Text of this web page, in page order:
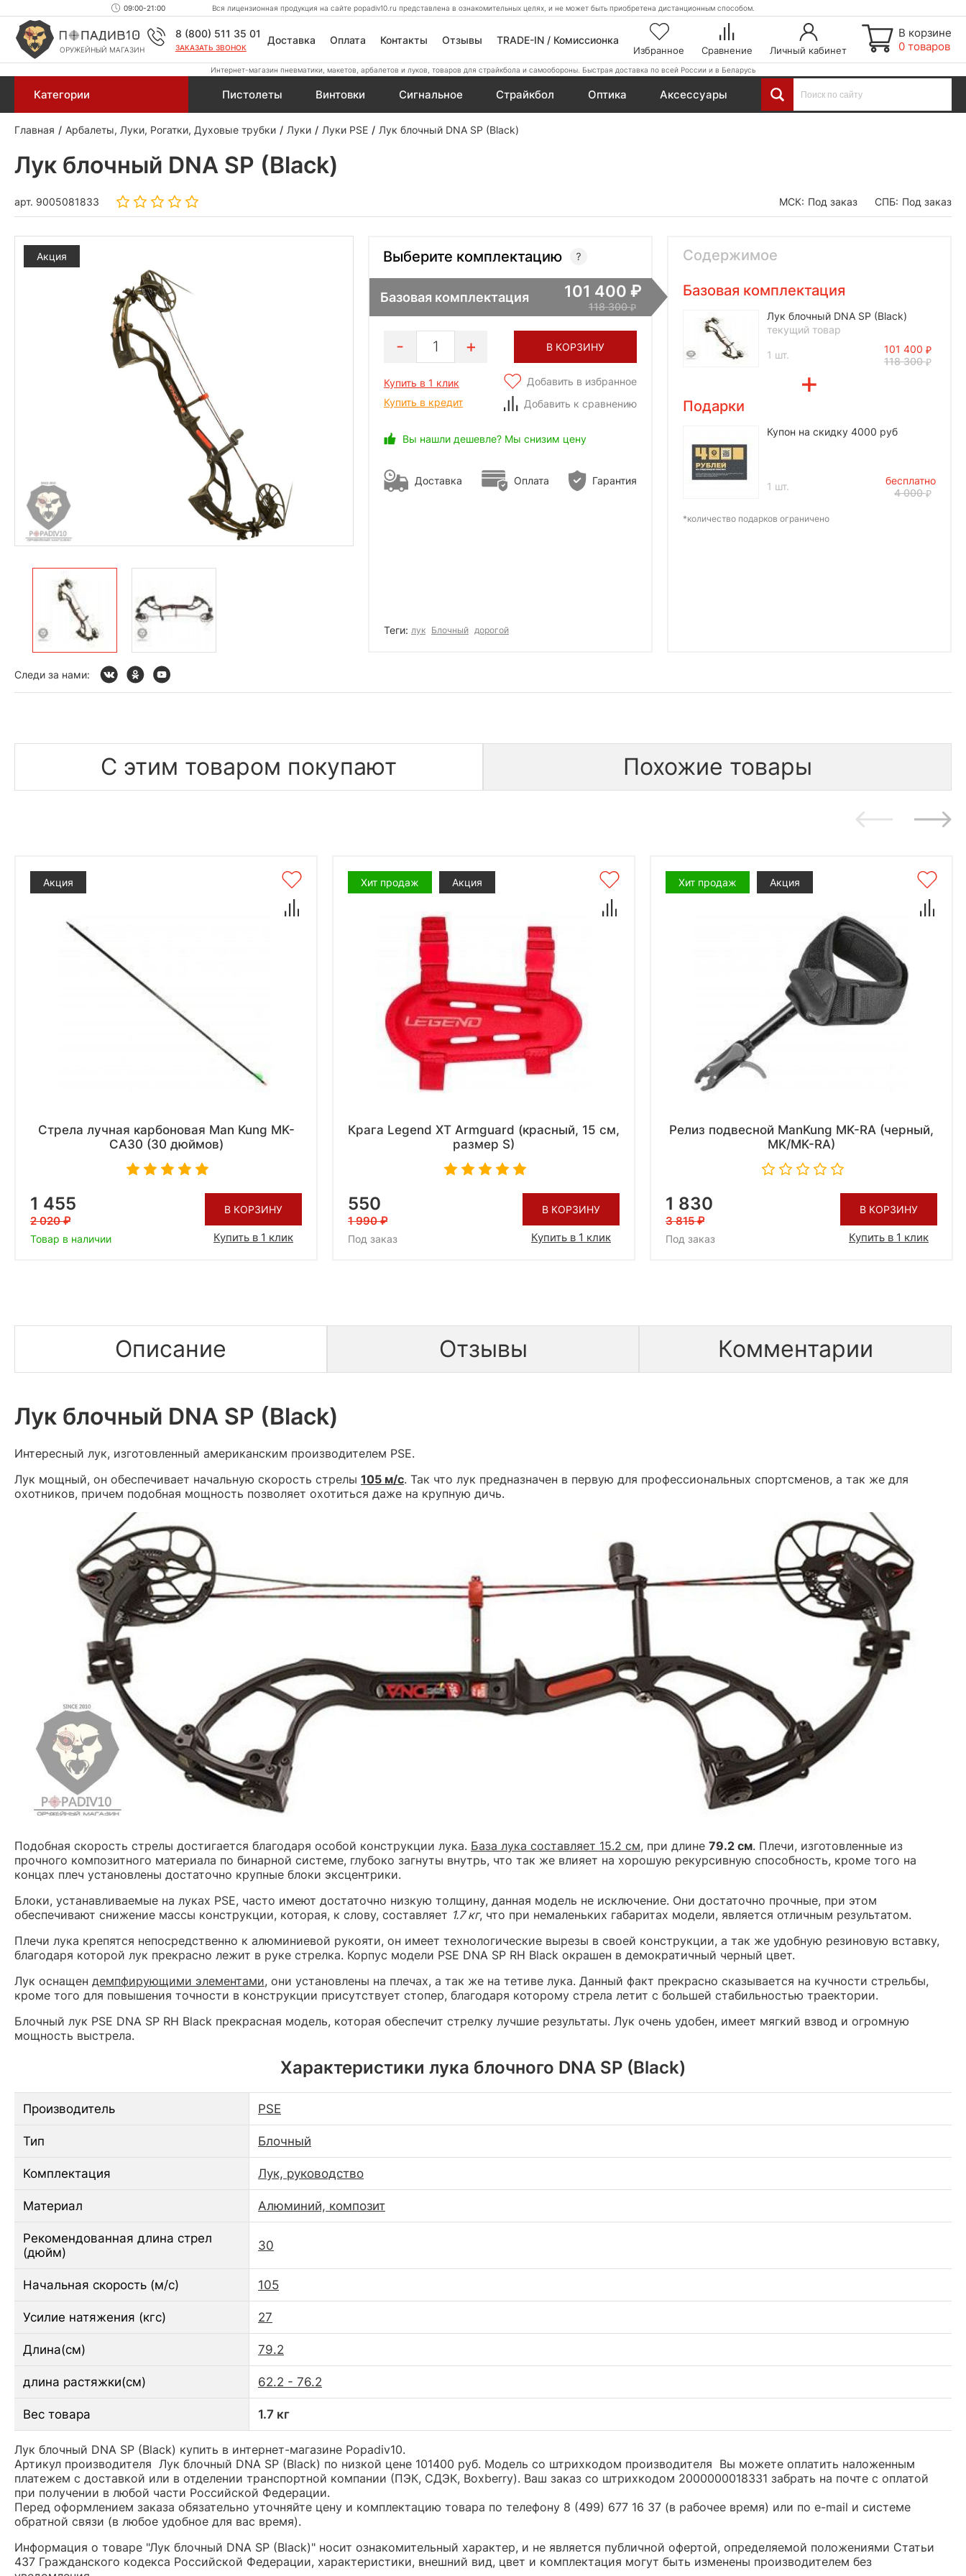
09:00-21:00 Вся лицензионная продукция на сайте popadiv10.ru представлена в ознакомительных целях, и не может быть приобретена дистанционным способом.
ОРУЖЕЙНЫЙ МАГАЗИН
8 (800) 511 35 01
ЗАКАЗАТЬ ЗВОНОК
Доставка Оплата Контакты Отзывы TRADE-IN / Комиссионка
Избранное Сравнение Личный кабинет
В корзине
0 товаров
Интернет-магазин пневматики, макетов, арбалетов и луков, товаров для страйкбола и самообороны. Быстрая доставка по всей России и в Беларусь
Категории Пистолеты Винтовки Сигнальное Страйкбол Оптика Аксессуары
Главная Арбалеты, Луки, Рогатки, Духовые трубки Луки Луки PSE Лук блочный DNA SP (Black)
Лук блочный DNA SP (Black)
арт. 9005081833 МСК: Под заказ СПБ: Под заказ
Акция Выберите комплектацию
Базовая комплектация 101 400
118 300
1 В КОРЗИНУ
Купить в 1 клик
Купить в кредит
Добавить в избранное
Добавить к сравнению
Вы нашли дешевле? Мы снизим цену
Доставка Оплата Гарантия
Теги: лук Блочный дорогой
Содержимое
Базовая комплектация
Лук блочный DNA SP (Black)
текущий товар
1 шт.
101 400
118 300
Подарки
Купон на скидку 4000 руб
1 шт.
бесплатно
4 000
*количество подарков ограничено
Следи за нами:
С этим товаром покупают Похожие товары
Акция
Стрела лучная карбоновая Man Kung MK-
CA30 (30 дюймов)
1 455
2 020
Товар в наличии
В КОРЗИНУ
Купить в 1 клик
Хит продаж Акция
Крага Legend XT Armguard (красный, 15 см,
размер S)
550
1 990
Под заказ
В КОРЗИНУ
Купить в 1 клик
Хит продаж Акция
Релиз подвесной ManKung MK-RA (черный,
MK/MK-RA)
1 830
3 815
Под заказ
В КОРЗИНУ
Купить в 1 клик
Описание Отзывы Комментарии
Лук блочный DNA SP (Black)
Интересный лук, изготовленный американским производителем PSE.
Лук мощный, он обеспечивает начальную скорость стрелы 105 м/с. Так что лук предназначен в первую для профессиональных спортсменов, а так же для
охотников, причем подобная мощность позволяет охотиться даже на крупную дичь.
Подобная скорость стрелы достигается благодаря особой конструкции лука. База лука составляет 15.2 см, при длине 79.2 см. Плечи, изготовленные из
прочного композитного материала по бинарной системе, глубоко загнуты внутрь, что так же влияет на хорошую рекурсивную способность, кроме того на
концах плеч установлены достаточно крупные блоки эксцентрики.
Блоки, устанавливаемые на луках PSE, часто имеют достаточно низкую толщину, данная модель не исключение. Они достаточно прочные, при этом
обеспечивают снижение массы конструкции, которая, к слову, составляет 1.7 кг, что при немаленьких габаритах модели, является отличным результатом.
Плечи лука крепятся непосредственно к алюминиевой рукояти, он имеет технологические вырезы в своей конструкции, а так же удобную резиновую вставку,
благодаря которой лук прекрасно лежит в руке стрелка. Корпус модели PSE DNA SP RH Black окрашен в демократичный черный цвет.
Лук оснащен демпфирующими элементами, они установлены на плечах, а так же на тетиве лука. Данный факт прекрасно сказывается на кучности стрельбы,
кроме того для повышения точности в конструкции присутствует стопер, благодаря которому стрела летит с большей стабильностью траектории.
Блочный лук PSE DNA SP RH Black прекрасная модель, которая обеспечит стрелку лучшие результаты. Лук очень удобен, имеет мягкий взвод и огромную
мощность выстрела.
Характеристики лука блочного DNA SP (Black)
Производитель PSE
Тип Блочный
Комплектация Лук, руководство
Материал Алюминий, композит
Рекомендованная длина стрел
(дюйм)
30
Начальная скорость (м/с) 105
Усилие натяжения (кгс) 27
Длина(см) 79.2
длина растяжки(см) 62.2 - 76.2
Вес товара 1.7 кг
Лук блочный DNA SP (Black) купить в интернет-магазине Popadiv10.
Артикул производителя Лук блочный DNA SP (Black) по низкой цене 101400 руб. Модель со штрихкодом производителя Вы можете оплатить наложенным
платежем с доставкой или в отделении транспортной компании (ПЭК, СДЭК, Boxberry). Ваш заказ со штрихкодом 2000000018331 забрать на почте с оплатой
при получении в любой части Российской Федерации.
Перед оформлением заказа обязательно уточняйте цену и комплектацию товара по телефону 8 (499) 677 16 37 (в рабочее время) или по e-mail и системе
обратной связи (в любое удобное для вас время).
Информация о товаре "Лук блочный DNA SP (Black)" носит ознакомительный характер, и не является публичной офертой, определяемой положениями Статьи
437 Гражданского кодекса Российской Федерации, характеристики, внешний вид, цвет и комплектация могут быть изменены производителем без